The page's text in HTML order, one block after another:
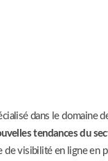
dans le domaine
tendances du
visibilité en ligne en